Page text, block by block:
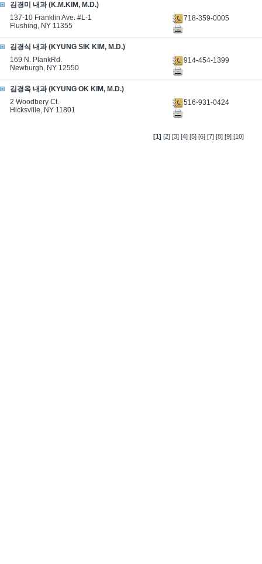
김경미 내과 (K.M.KIM, M.D.)
137-10 Franklin Ave. #L-1
Flushing, NY 11355
718-359-0005
김경식 내과 (KYUNG SIK KIM, M.D.)
169 N. PlankRd.
Newburgh, NY 12550
914-454-1399
김경옥 내과 (KYUNG OK KIM, M.D.)
2 Woodbery Ct.
Hicksville, NY 11801
516-931-0424
[1] [2] [3] [4] [5] [6] [7] [8] [9] [10]